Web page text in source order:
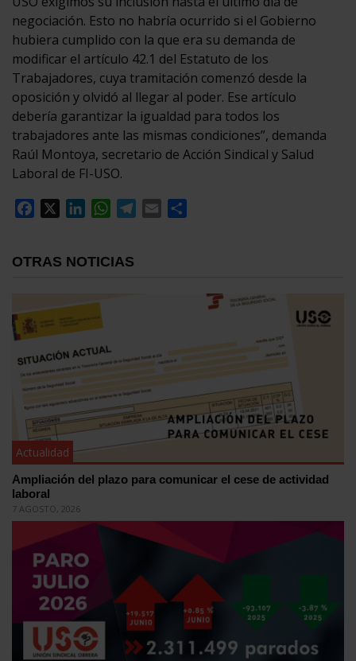
negociación. Esto no habría ocurrido si el Gobierno
hubiera cumplido con la que era su demanda de
modificar el artículo 42.1 del Estatuto de los
Trabajadores, cuya tramitación comenzó desde la
oposición y olvidó al llegar al poder. Ese artículo
debería garantizar la igualdad para todos los
trabajadores ante las mismas condiciones”, demanda
Raúl Montoya, secretario de Acción Sindical y Salud
Laboral de FI-USO.
Facebook
LinkedInWhatsApp
Telegram
Email
OTRAS NOTICIAS
Actualidad
Ampliación del plazo para comunicar el cese de actividad
laboral
7 AGOSTO, 2026